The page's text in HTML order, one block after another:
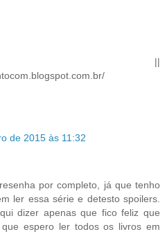
||
de 2015 às 11:32
por completo, já que tenho
ler essa série e detesto spoilers.
dizer apenas que fico feliz que
espero ler todos os livros em